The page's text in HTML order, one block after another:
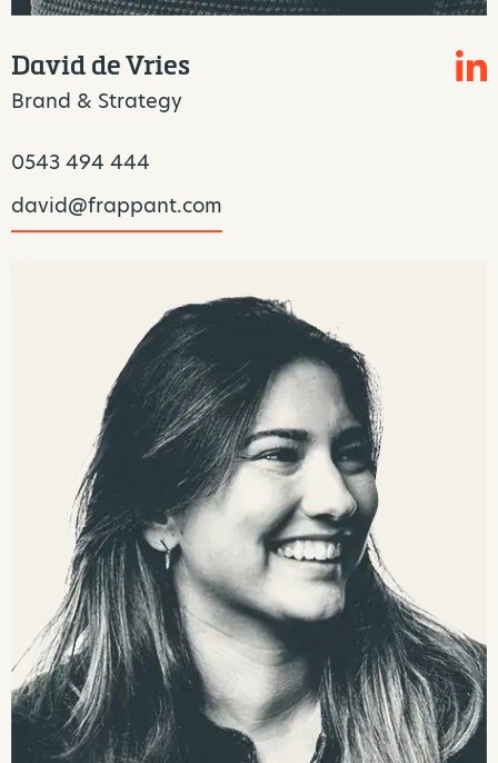
David de Vries
Brand & Strategy
0543 494 444
david@frappant.com